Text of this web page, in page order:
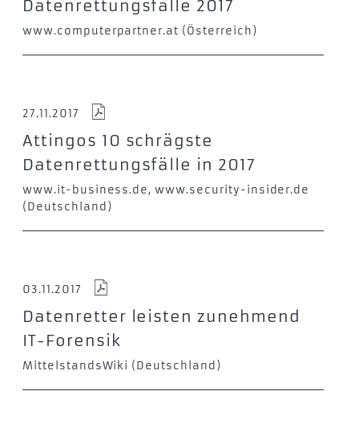
Datenrettungsfälle 2017
www.computerpartner.at (Österreich)
27.11.2017
Attingos 10 schrägste
Datenrettungsfälle in 2017
www.it-business.de, www.security-insider.de
(Deutschland)
03.11.2017
Datenretter leisten zunehmend
IT-Forensik
MittelstandsWiki (Deutschland)